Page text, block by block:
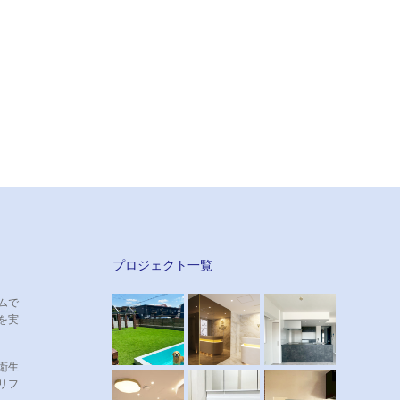
で
実
生
フ
プロジェクト一覧